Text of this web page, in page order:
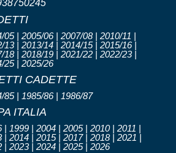
05 | 2005/06 | 2007/08 | 2010/11 |
13 | 2013/14 | 2014/15 | 2015/16 |
18 | 2018/19 | 2021/22 | 2022/23 |
25 | 2025/26
CADETTE
85 | 1985/86 | 1986/87
ITALIA
| 1999 | 2004 | 2005 | 2010 | 2011 |
| 2014 | 2015 | 2017 | 2018 | 2021 |
| 2023 | 2024 | 2025 | 2026